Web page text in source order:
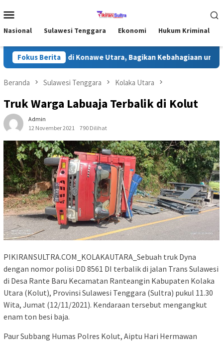
ke
Mobile
Nasional Sulawesi Tenggara Ekonomi Hukum Kriminal
Fokus Berita
Ramadhan di Konawe Utara, Bagikan Kebahagiaan untuk
Beranda Sulawesi Tenggara Kolaka Utara
Truk Warga Labuaja Terbalik di Kolut
Admin
12 November 2021
790 Dilihat
PIKIRANSULTRA.COM_KOLAKAUTARA_Sebuah truk Dyna
dengan nomor polisi DD 8561 DI terbalik di jalan Trans Sulawesi
di Desa Rante Baru Kecamatan Ranteangin Kabupaten Kolaka
Utara (Kolut), Provinsi Sulawesi Tenggara (Sultra) pukul 11.30
Wita, Jumat (12/11/2021). Kendaraan tersebut mengangkut
enam ton besi baja.
Paur Subbang Humas Polres Kolut, Aiptu Hari Hermawan